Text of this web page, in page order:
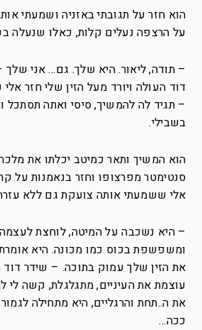
הוא חזר על תגובתי באזניה ושמעתי
על הרצפה נעלים קלות, כאלו שנעלה
– תודה, ליאור. היא שלך. גם… אני
דוד העולה ויורד מעל הזין שלי חזר
– תגיד לה להמשיך, סיסי ואתה תסתכל
בשבילי.
הוא המשיך ותאר כמיטב יכלתו את
סנטימטר מפרצופו וחזר בנאמנות על
אלי ששמעתי אותה צועקת גם ללא
– היא נשכבה על המיטה, לוחצת
ומשפשפת בכוס כמו מכונה. היא
את הזין שלך עמוק בתוכה. – שידר דוד
עוצמת את העיניים, מתגלגלת, קשה לי
את ה..תחת והרגליים, היא מתחילה
ככה…